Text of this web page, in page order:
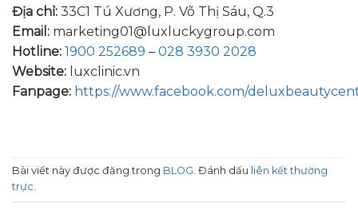
Địa chỉ: 33C1 Tú Xương, P. Võ Thị Sáu, Q.3
Email: marketing01@luxluckygroup.com
Hotline: 1900 252689 – 028 3930 2028
Website: luxclinic.vn
Fanpage: https://www.facebook.com/
Bài viết này được đăng trong BLOG. Đánh dấu liên kết thường
trực.